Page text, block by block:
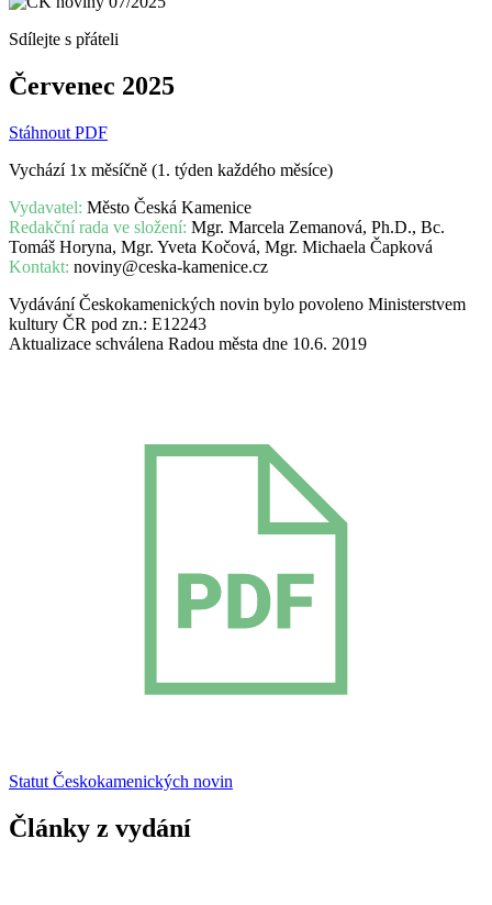
Sdílejte s přáteli
Červenec 2025
Stáhnout PDF
Vychází 1x měsíčně (1. týden každého měsíce)
Vydavatel: Město Česká Kamenice
Redakční rada ve složení: Mgr. Marcela Zemanová, Ph.D., Bc.
Tomáš Horyna, Mgr. Yveta Kočová, Mgr. Michaela Čapková
Kontakt: noviny@ceska-kamenice.cz
Vydávání Českokamenických novin bylo povoleno Ministerstvem
kultury ČR pod zn.: E12243
Aktualizace schválena Radou města dne 10.6. 2019
Statut Českokamenických novin
Články z vydání